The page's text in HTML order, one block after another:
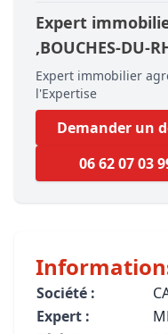
Expert
,BOUCHES-DU-
Expert immobilier
l'Expertise
Demander un
06 62 07 03
Société :
Expert :